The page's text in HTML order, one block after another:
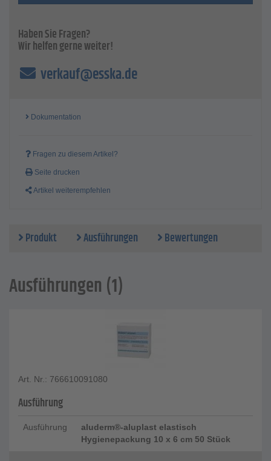
6 cm breit, in Abschnitten à 10 cm einzeln eingesiegelt
Farbe - weiß
Haben Sie Fragen?
Wir helfen gerne weiter!
verkauf@esska.de
Dokumentation
Fragen zu diesem Artikel?
Seite drucken
Artikel weiterempfehlen
Produkt Ausführungen Bewertungen
Ausführungen (1)
Art. Nr.: 766610091080
Ausführung
Ausführung
aluderm®-aluplast elastisch
Hygienepackung 10 x 6 cm 50 Stück